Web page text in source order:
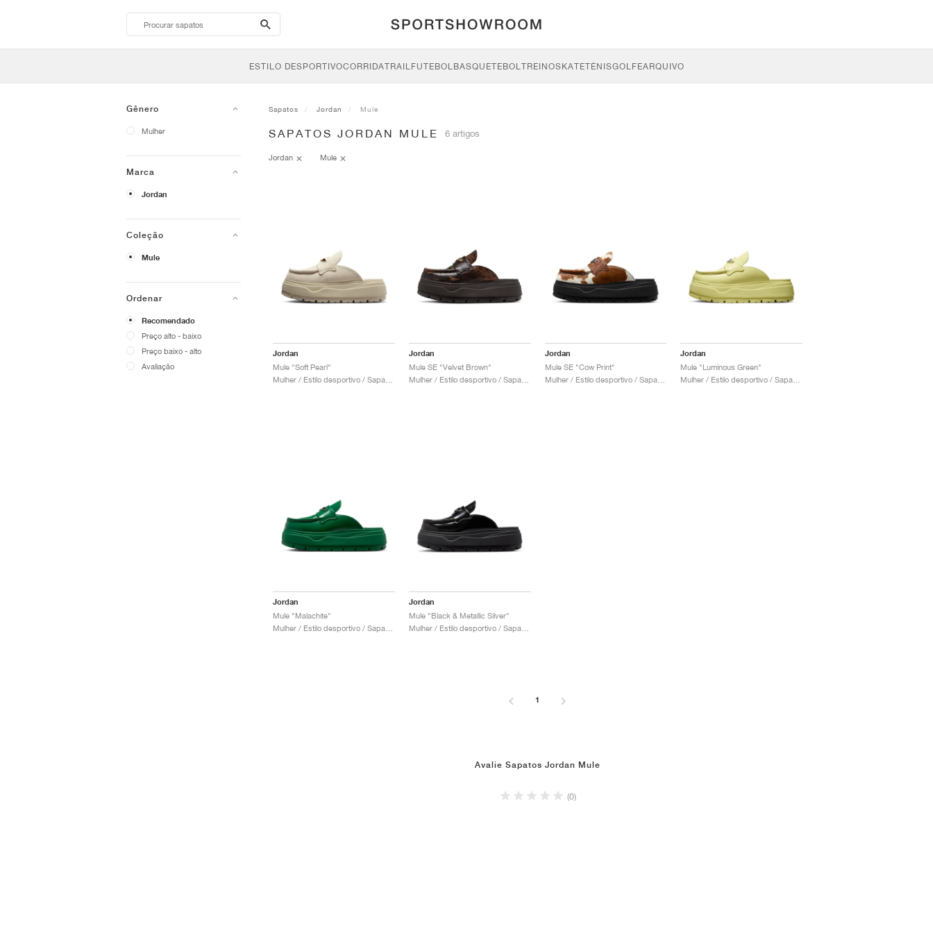
search-
btn
ESTILO DESPORTIVOCORRIDATRAILFUTEBOLBASQUETEBOLTREINOSKATETÉNISGOLFEARQUIVO
Gênero
Mulher
Marca
Jordan
Coleção
Mule
Ordenar
Recomendado
Preço alto - baixo
Preço baixo - alto
Avaliação
Sapatos Jordan Mule
SAPATOS JORDAN MULE 6 artigos
Jordan Mule
Jordan
Mule "Soft Pearl"
Jordan
Mule SE "Velvet Brown"
Jordan
Mule SE "Cow Print"
Jordan
Mule "Luminous Green"
Jordan
Mule "Malachite"
Jordan
Mule "Black & Metallic Silver"
1
Avalie Sapatos Jordan Mule
(0)